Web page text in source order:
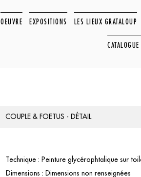
OEUVRE EXPOSITIONS LES LIEUX GRATALOUP
COUPLE & FOETUS - DÉTAIL
Technique : Peinture glycérophtalique sur
Dimensions : Dimensions non renseignées